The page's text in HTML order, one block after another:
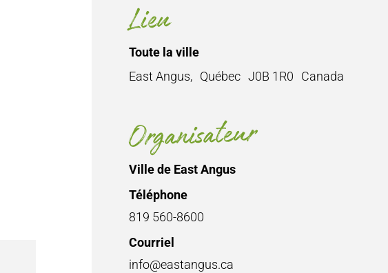
Lieu
Toute la ville
East Angus, Québec J0B 1R0 Canada
Organisateur
Ville de East Angus
Téléphone
819 560-8600
Courriel
info@eastangus.ca